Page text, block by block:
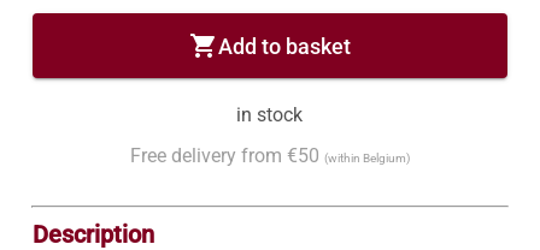
shopping_cartAdd to basket
in stock
Free delivery from €50 (within Belgium)
Description